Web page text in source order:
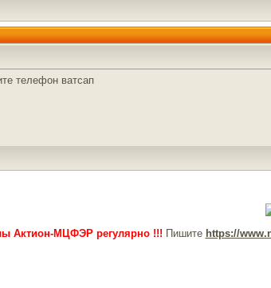
телефон ватсап
Актион-МЦФЭР регулярно !!! Пишите https://